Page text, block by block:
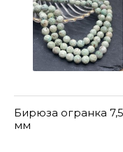
Бирюза огранка 7,5
мм